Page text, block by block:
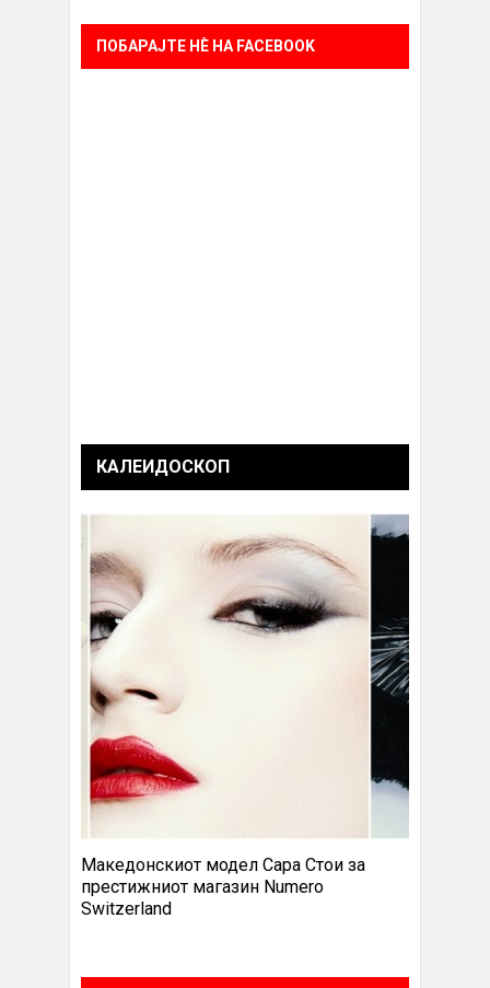
ПОБАРАЈТЕ НÈ НА FACEBOOK
КАЛЕИДОСКОП
Македонскиот модел Сара Стои за
престижниот магазин Numero
Switzerland